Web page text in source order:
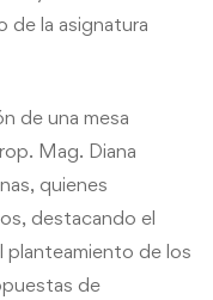
de la asignatura
de una mesa
Mag. Diana
quienes
destacando el
planteamiento de los
de